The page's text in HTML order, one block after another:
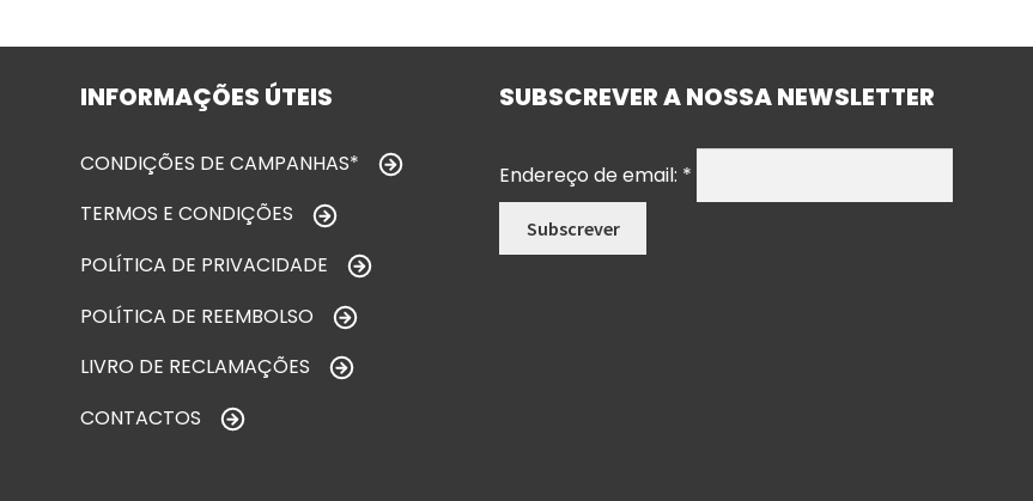
INFORMAÇÕES ÚTEIS
CONDIÇÕES DE CAMPANHAS*
TERMOS E CONDIÇÕES
POLÍTICA DE PRIVACIDADE
POLÍTICA DE REEMBOLSO
LIVRO DE RECLAMAÇÕES
CONTACTOS
SUBSCREVER A NOSSA NEWSLETTER
Endereço de email: *